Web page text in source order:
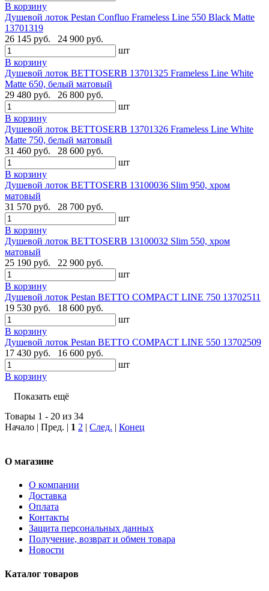
В корзину
Душевой лоток Pestan Confluo Frameless Line 550 Black Matte
13701319
26 145 руб.
24 900 руб.
шт
В корзину
Душевой лоток BETTOSERB 13701325 Frameless Line White
Matte 650, белый матовый
29 480 руб.
26 800 руб.
шт
В корзину
Душевой лоток BETTOSERB 13701326 Frameless Line White
Matte 750, белый матовый
31 460 руб.
28 600 руб.
шт
В корзину
Душевой лоток BETTOSERB 13100036 Slim 950, хром
матовый
31 570 руб.
28 700 руб.
шт
В корзину
Душевой лоток BETTOSERB 13100032 Slim 550, хром
матовый
25 190 руб.
22 900 руб.
шт
В корзину
Душевой лоток Pestan BETTO COMPACT LINE 750 13702511
19 530 руб.
18 600 руб.
шт
В корзину
Душевой лоток Pestan BETTO COMPACT LINE 550 13702509
17 430 руб.
16 600 руб.
шт
В корзину
Показать ещё
Товары 1 - 20 из 34
Начало | Пред. | 1 2 | След. | Конец
О магазине
О компании
Доставка
Оплата
Контакты
Защита персональных данных
Получение, возврат и обмен товара
Новости
Каталог товаров